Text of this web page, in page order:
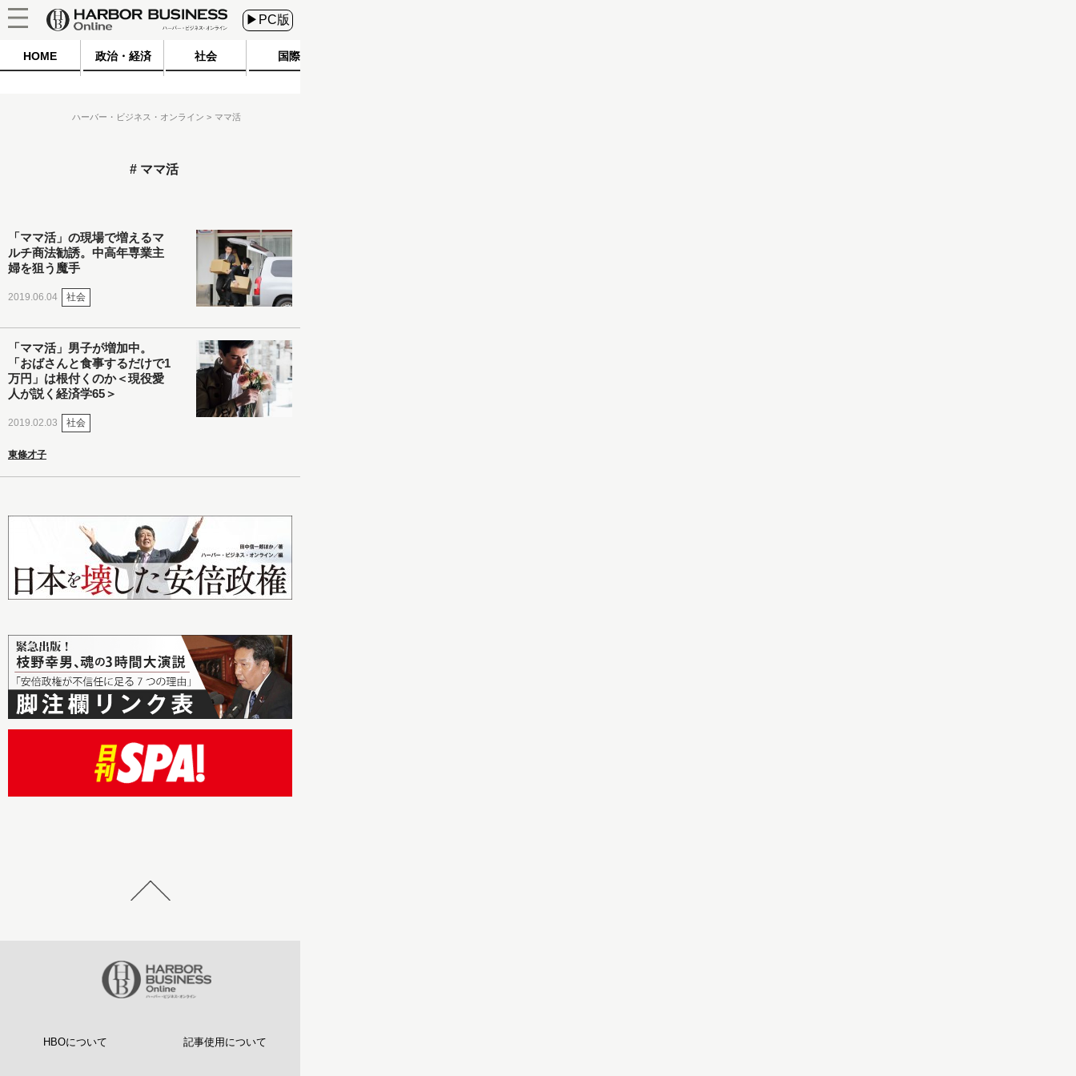
▶PC版
HOME 政治・経済 社会 国際
ハーバー・ビジネス・オンライン ママ活
ママ活
「ママ活」の現場で増えるマ
ルチ商法勧誘。中高年専業主
婦を狙う魔手
2019.06.04 社会
「ママ活」男子が増加中。
「おばさんと食事するだけで1
万円」は根付くのか＜現役愛
人が説く経済学65＞
2019.02.03 社会
東條才子
HBOについて 記事使用について